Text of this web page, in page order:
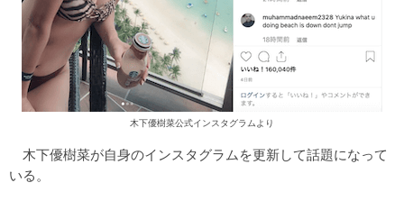
木下優樹菜公式インスタグラムより
木下優樹菜が自身のインスタグラムを更新して話題になって
いる。